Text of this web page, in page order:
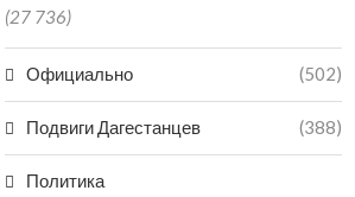
(27 736)
Официально (502)
Подвиги Дагестанцев (388)
Политика